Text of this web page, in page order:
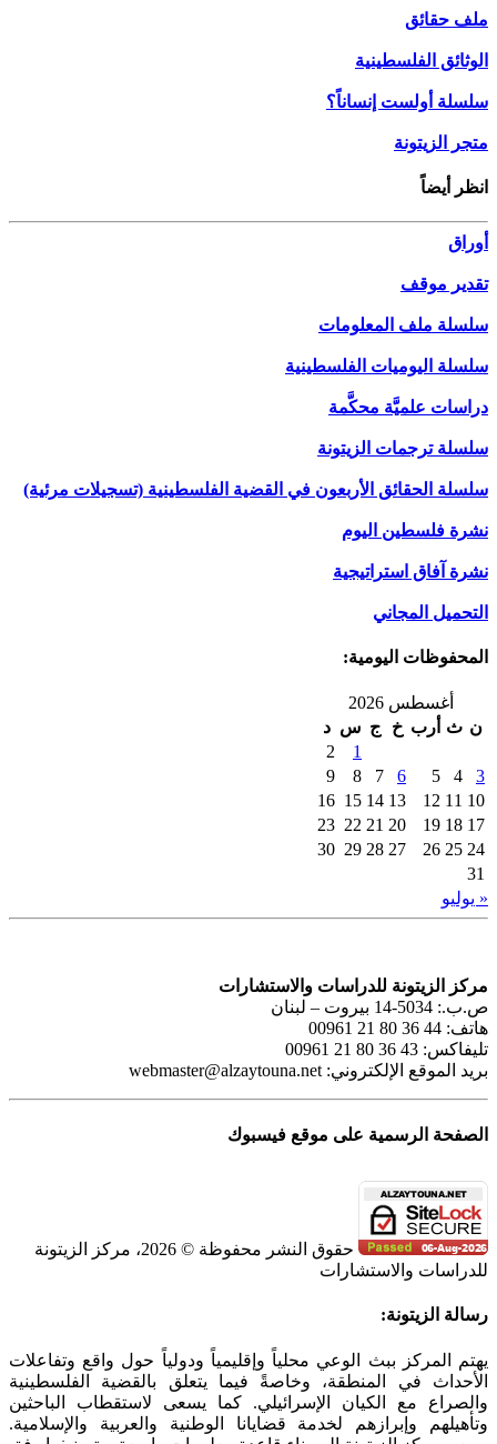
ملف حقائق
الوثائق الفلسطينية
سلسلة أولست إنساناً؟
متجر الزيتونة
انظر أيضاً
أوراق
تقدير موقف
سلسلة ملف المعلومات
سلسلة اليوميات الفلسطينية
دراسات علميَّة محكَّمة
سلسلة ترجمات الزيتونة
سلسلة الحقائق الأربعون في القضية الفلسطينية (تسجيلات مرئية)
نشرة فلسطين اليوم
نشرة آفاق استراتيجية
التحميل المجاني
المحفوظات اليومية:
أغسطس 2026
ن ث أرب خ ج س د
1
2
3
4
5
6
7
8
9
10
11
12
13
14
15
16
17
18
19
20
21
22
23
24
25
26
27
28
29
30
31
« يوليو
مركز الزيتونة للدراسات والاستشارات
ص.ب.: 5034-14 بيروت – لبنان
هاتف: 44 36 80 21 00961
تليفاكس: 43 36 80 21 00961
بريد الموقع الإلكتروني: webmaster@alzaytouna.net
الصفحة الرسمية على موقع فيسبوك
حقوق النشر محفوظة © 2026، مركز الزيتونة
للدراسات والاستشارات
Toggle
Bar
Area
رسالة الزيتونة:
يهتم المركز ببث الوعي محلياً وإقليمياً ودولياً حول واقع وتفاعلات
الأحداث في المنطقة، وخاصةً فيما يتعلق بالقضية الفلسطينية
والصراع مع الكيان الإسرائيلي. كما يسعى لاستقطاب الباحثين
وتأهيلهم وإبرازهم لخدمة قضايانا الوطنية والعربية والإسلامية.